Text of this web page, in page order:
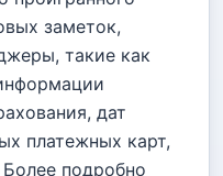
заметок,
такие как
дат
платежных карт,
подробно